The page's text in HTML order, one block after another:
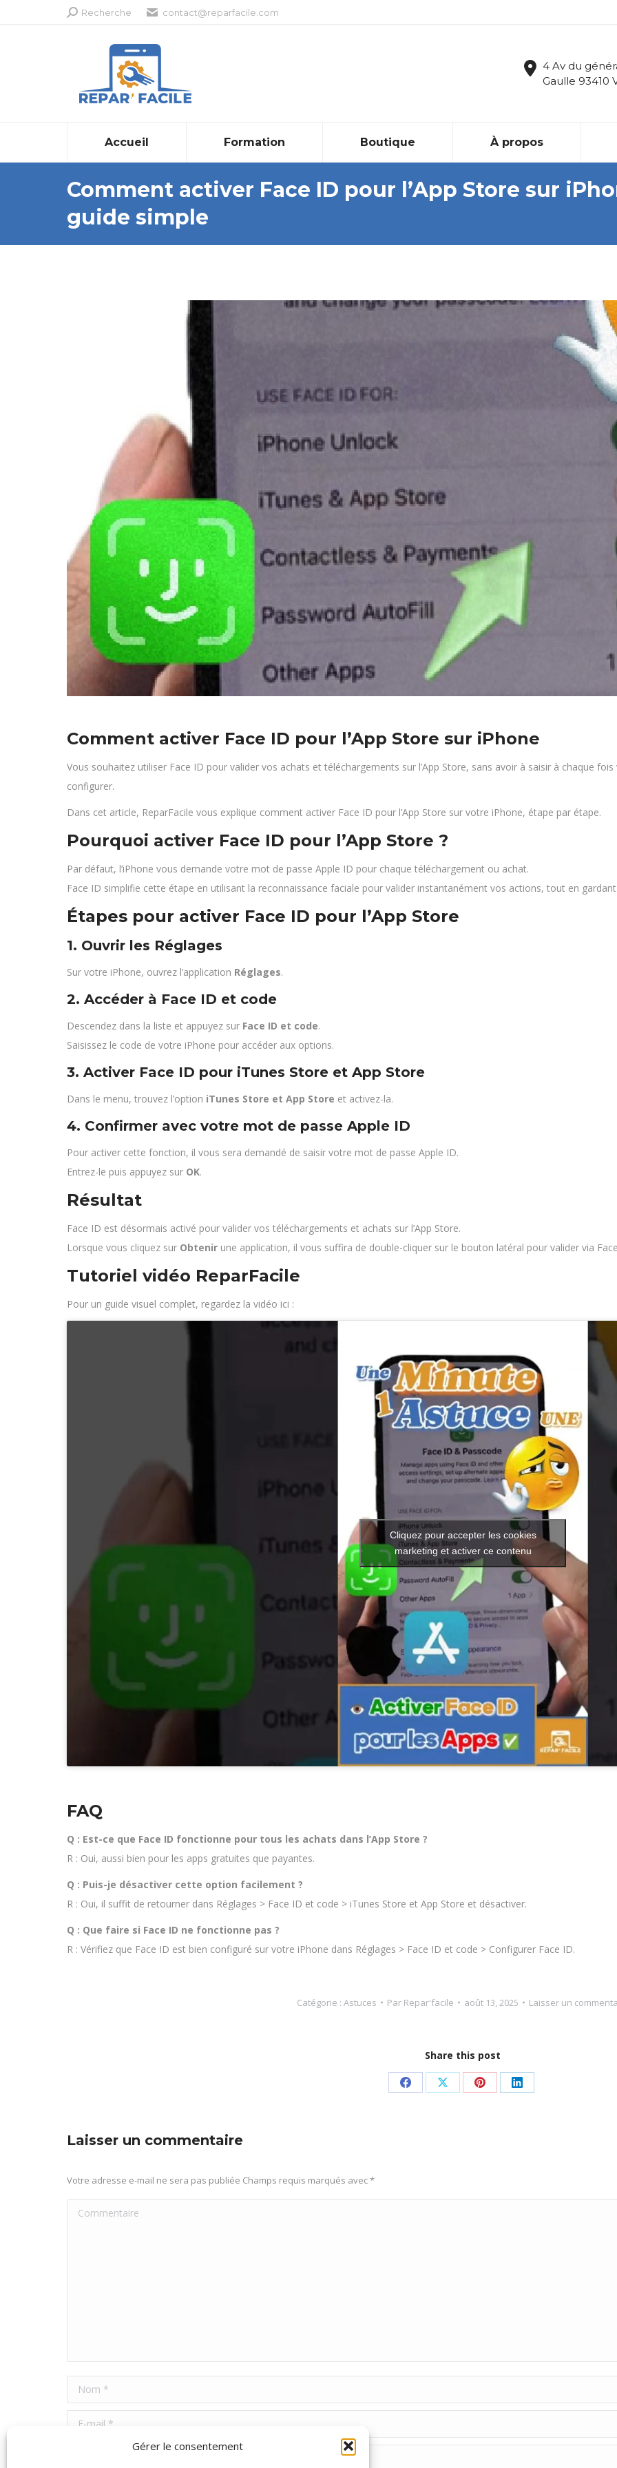
Gérer le consentement
Recherche
Recherche contact@reparfacile.com
4 Av du
Gaulle 93410
Accueil Formation Boutique À propos
Comment activer Face ID pour l’App Store sur
guide simple
Comment activer Face ID pour l’App Store sur iPhone
Vous souhaitez utiliser Face ID pour valider vos achats et téléchargements sur l’App Store, sans avoir à saisir à chaque
configurer.
Dans cet article, ReparFacile vous explique comment activer Face ID pour l’App Store sur votre iPhone, étape par étape.
Pourquoi activer Face ID pour l’App Store ?
Par défaut, l’iPhone vous demande votre mot de passe Apple ID pour chaque téléchargement ou achat.
Face ID simplifie cette étape en utilisant la reconnaissance faciale pour valider instantanément vos actions, tout en
Étapes pour activer Face ID pour l’App Store
1. Ouvrir les Réglages
Sur votre iPhone, ouvrez l’application Réglages.
2. Accéder à Face ID et code
Descendez dans la liste et appuyez sur Face ID et code.
Saisissez le code de votre iPhone pour accéder aux options.
3. Activer Face ID pour iTunes Store et App Store
Dans le menu, trouvez l’option iTunes Store et App Store et activez-la.
4. Confirmer avec votre mot de passe Apple ID
Pour activer cette fonction, il vous sera demandé de saisir votre mot de passe Apple ID.
Entrez-le puis appuyez sur OK.
Résultat
Face ID est désormais activé pour valider vos téléchargements et achats sur l’App Store.
Lorsque vous cliquez sur Obtenir une application, il vous suffira de double-cliquer sur le bouton latéral pour valider via
Tutoriel vidéo ReparFacile
Pour un guide visuel complet, regardez la vidéo ici :
Cliquez pour accepter les cookies
marketing et activer ce contenu
FAQ
Q : Est-ce que Face ID fonctionne pour tous les achats dans l’App Store ?
R : Oui, aussi bien pour les apps gratuites que payantes.
Q : Puis-je désactiver cette option facilement ?
R : Oui, il suffit de retourner dans Réglages > Face ID et code > iTunes Store et App Store et désactiver.
Q : Que faire si Face ID ne fonctionne pas ?
R : Vérifiez que Face ID est bien configuré sur votre iPhone dans Réglages > Face ID et code > Configurer Face ID.
Catégorie : Astuces Par Repar'facile août 13, 2025 Laisser un
Share this post
PartagerPartagerPartagerPartager
Laisser un commentaire
Votre adresse e-mail ne sera pas publiée Champs requis marqués avec*
Commentaire
Nom *
E-mail *